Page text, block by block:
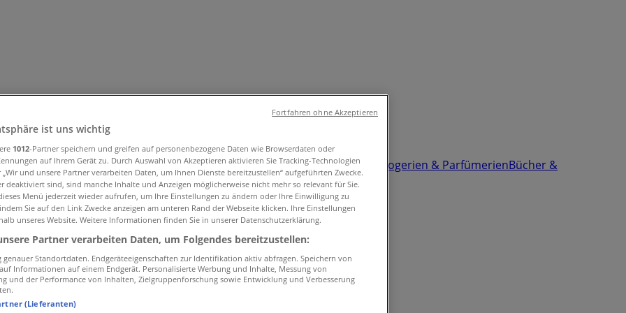
& WohnenMode & SchuheElektronikSportAuto, Motorrad & Zubehör Drogerien & ParfümerienBücher &
& Baby
ist uns wichtig
1012-Partner speichern und greifen auf personenbezogene Daten wie Browserdaten oder
auf Ihrem Gerät zu. Durch Auswahl von Akzeptieren aktivieren Sie Tracking-Technologien
und unsere Partner verarbeiten Daten, um Ihnen Dienste bereitzustellen“ aufgeführten Zwecke.
deaktiviert sind, sind manche Inhalte und Anzeigen möglicherweise nicht mehr so relevant für Sie.
Menü jederzeit wieder aufrufen, um Ihre Einstellungen zu ändern oder Ihre Einwilligung zu
Sie auf den Link Zwecke anzeigen am unteren Rand der Webseite klicken. Ihre Einstellungen
unseres Website. Weitere Informationen finden Sie in unserer Datenschutzerklärung.
Partner verarbeiten Daten, um Folgendes bereitzustellen:
genauer Standortdaten. Endgeräteeigenschaften zur Identifikation aktiv abfragen. Speichern von
Informationen auf einem Endgerät. Personalisierte Werbung und Inhalte, Messung von
und der Performance von Inhalten, Zielgruppenforschung sowie Entwicklung und Verbesserung
(Lieferanten)
Fortfahren ohne Akzeptieren